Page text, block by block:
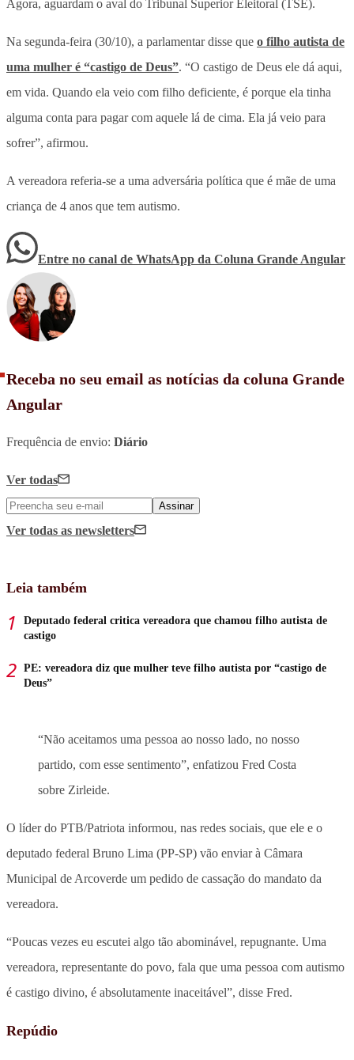
Agora, aguardam o aval do Tribunal Superior Eleitoral (TSE).
Na segunda-feira (30/10), a parlamentar disse que o filho autista de
uma mulher é “castigo de Deus”. “O castigo de Deus ele dá aqui,
em vida. Quando ela veio com filho deficiente, é porque ela tinha
alguma conta para pagar com aquele lá de cima. Ela já veio para
sofrer”, afirmou.
A vereadora referia-se a uma adversária política que é mãe de uma
criança de 4 anos que tem autismo.
Entre no canal de WhatsApp da Coluna Grande Angular
Receba no seu email as notícias da coluna Grande
Angular
Frequência de envio: Diário
Ver todas
Assinar
Ver todas as newsletters
Leia também
Deputado federal critica vereadora que chamou filho autista de
castigo
PE: vereadora diz que mulher teve filho autista por “castigo de
Deus”
“Não aceitamos uma pessoa ao nosso lado, no nosso
partido, com esse sentimento”, enfatizou Fred Costa
sobre Zirleide.
O líder do PTB/Patriota informou, nas redes sociais, que ele e o
deputado federal Bruno Lima (PP-SP) vão enviar à Câmara
Municipal de Arcoverde um pedido de cassação do mandato da
vereadora.
“Poucas vezes eu escutei algo tão abominável, repugnante. Uma
vereadora, representante do povo, fala que uma pessoa com autismo
é castigo divino, é absolutamente inaceitável”, disse Fred.
Repúdio